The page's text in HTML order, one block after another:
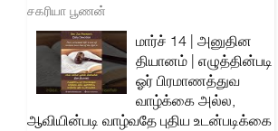
சகரியா பூணன்
மார்ச் 14 | அனுதின
தியானம் | எழுத்தின்படி
ஓர் பிரமாணத்துவ
வாழ்க்கை அல்ல,
ஆவியின்படி வாழ்வதே புதிய உடன்படிக்கை